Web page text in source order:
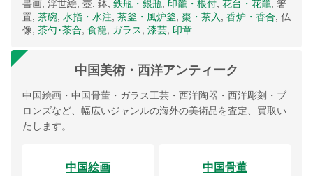
書画, 浮世絵, 壺, 鉢, 鉄瓶・銀瓶, 印籠・根付, 花台・花籠, 箸
置, 茶碗, 水指・水注, 茶釜・風炉釜, 棗・茶入, 香炉・香合, 仏
像, 茶勺･茶合, 食籠, ガラス, 漆芸, 印章
中国美術・西洋アンティーク
中国絵画・中国骨董・ガラス工芸・西洋陶器・西洋彫刻・ブ
ロンズなど、幅広いジャンルの海外の美術品を査定、買取い
たします。
中国絵画 中国骨董